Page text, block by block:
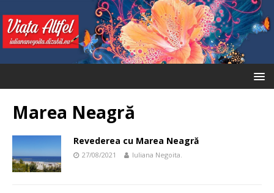
Marea Neagră
Revederea cu Marea Neagră
27/08/2021 Iuliana Negoita.